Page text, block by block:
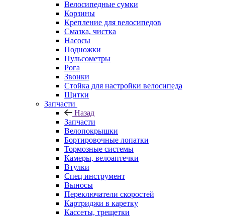
Велосипедные сумки
Корзины
Крепление для велосипедов
Смазка, чистка
Насосы
Подножки
Пульсометры
Рога
Звонки
Стойка для настройки велосипеда
Щитки
Запчасти
Назад
Запчасти
Велопокрышки
Бортировочные лопатки
Тормозные системы
Камеры, велоаптечки
Втулки
Спец инструмент
Выносы
Переключатели скоростей
Картриджи в каретку
Кассеты, трещетки